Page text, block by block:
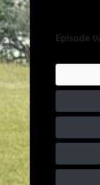
Episode